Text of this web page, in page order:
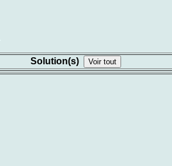
Solution(s) Voir tout